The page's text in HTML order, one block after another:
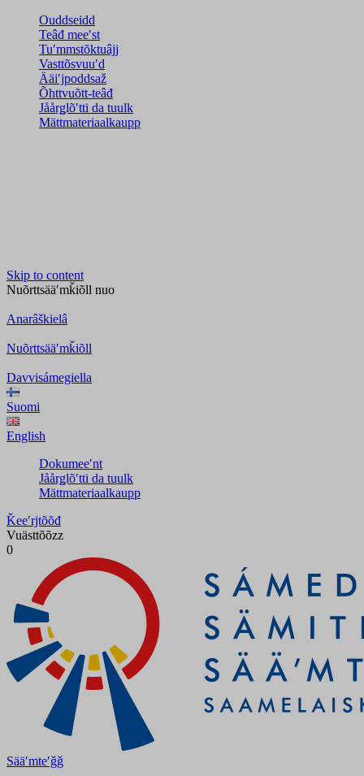
Ouddseidd
Teâđ meeʹst
Tuʹmmstõktuâjj
Vasttõsvuuʹd
Ääiʹjpoddsaž
Õhttvuõtt-teâđ
Jåårǥlõʹtti da tuulk
Mättmateriaalkaupp
Skip to content
Nuõrttsääʹmǩiõll nuo
Anarâškielâ
Nuõrttsääʹmǩiõll
Davvisámegiella
Suomi
English
Dokumeeʹnt
Jåårǥlõʹtti da tuulk
Mättmateriaalkaupp
Ǩeeʹrjtõõđ
Vuästtõõzz
0
Sääʹmteʹǧǧ